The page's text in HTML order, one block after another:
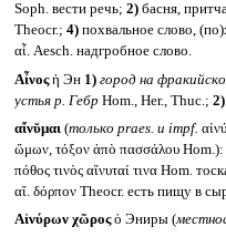
Soph. вести речь; 2)басня,
Theocr.; 4)похвальное слово,
αἶ. Aesch. надгробное слово.
Αἶνοςἡ Эн 1) город на
устья р. Гебр Hom., Her., Thuc.; 2)
αἴνῠμαι (только praes. и impf.
ὤμων, τόξον ἀπὸ πασσάλου Hom.):
πόθος τινὸς αἴνυταί τινα Hom.
αἴ. δόρπον Theocr. есть пищу в
Αἰνύρων χῶροςὁ Эниры (